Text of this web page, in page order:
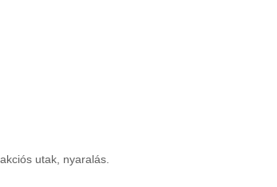
utak, nyaralás.